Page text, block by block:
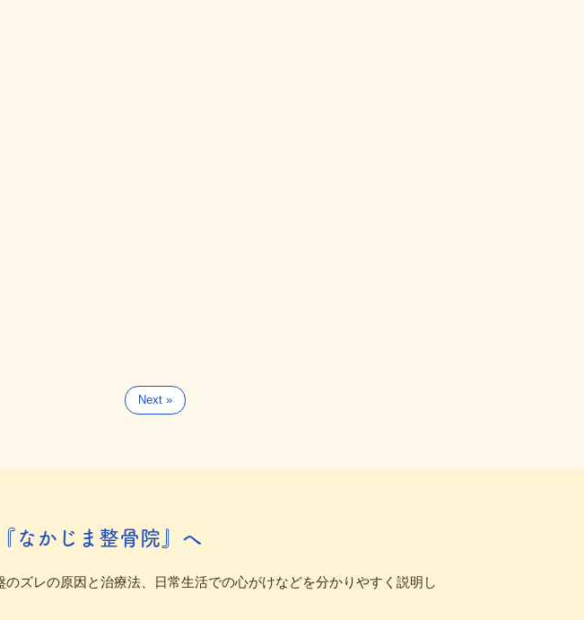
Next »
なかじま整骨院』へ
ズレの原因と治療法、日常生活での心がけなどを分かりやすく説明し